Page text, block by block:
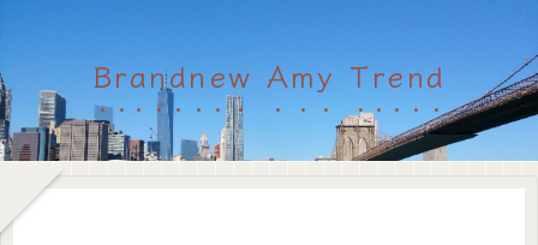
Brandnew Amy Trend